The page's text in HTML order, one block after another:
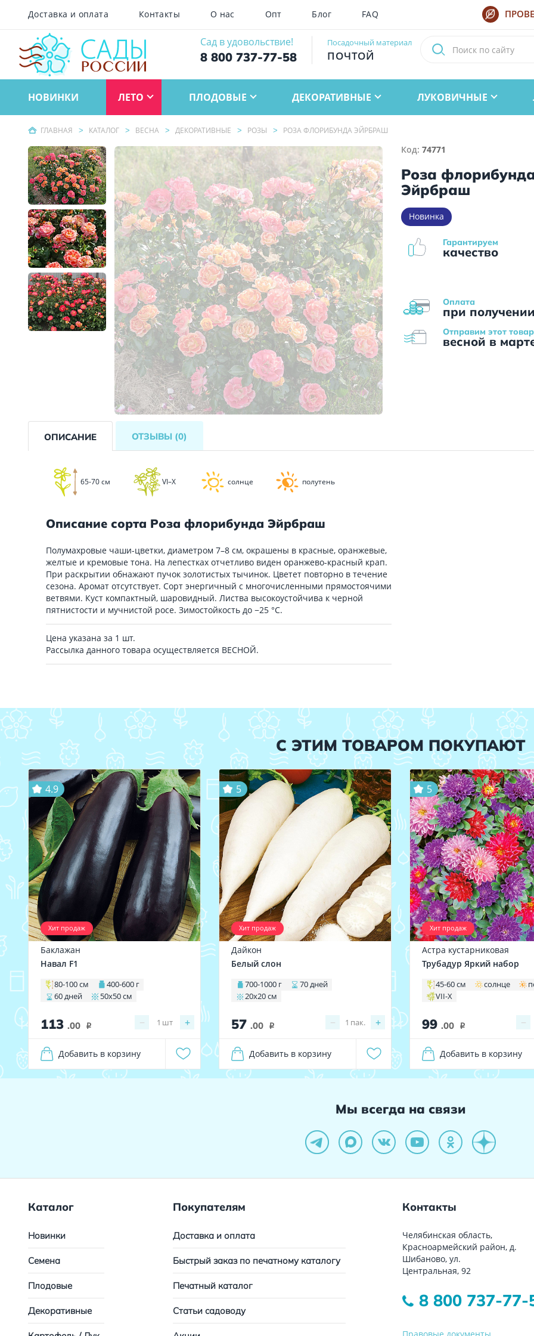
Доставка и оплата Контакты О нас Опт Блог FAQ
Сад в удовольствие!
8 800 737-77-58
Посадочный материал
ПОЧТОЙ
НОВИНКИ ЛЕТО ПЛОДОВЫЕ ДЕКОРАТИВНЫЕ ЛУКОВИЧНЫЕ
ГЛАВНАЯ КАТАЛОГ ВЕСНА ДЕКОРАТИВНЫЕ РОЗЫ РОЗА ФЛОРИБУНДА ЭЙРБРАШ
Код: 74771
Роза
Эйрбраш
Новинка
Оплата
при
Гарантируем
качество
Отправим этот
весной в
ОПИСАНИЕ ОТЗЫВЫ (0)
65-70 см VI–X солнце полутень
Описание сорта Роза флорибунда Эйрбраш
Полумахровые чаши-цветки, диаметром 7–8 см, окрашены в красные, оранжевые,
желтые и кремовые тона. На лепестках отчетливо виден оранжево-красный крап.
При раскрытии обнажают пучок золотистых тычинок. Цветет повторно в течение
сезона. Аромат отсутствует. Сорт энергичный с многочисленными прямостоячими
ветвями. Куст компактный, шаровидный. Листва высокоустойчива к черной
пятнистости и мучнистой росе. Зимостойкость до −25 °С.
Цена указана за 1 шт.
Рассылка данного товара осуществляется ВЕСНОЙ.
С ЭТИМ ТОВАРОМ ПОКУПАЮТ
Хит продаж
4.9
Баклажан
Навал F1
80-100 см
400-600 г
60 дней
50х50 см
113 .00 i − +
1 шт
Добавить в корзину
Хит продаж
5
Дайкон
Белый слон
700-1000 г
70 дней
20х20 см
57 .00 i − +
1 пак.
Добавить в корзину
Хит продаж
5
Астра кустарниковая
Трубадур Яркий набор
45-60 см солнце
VII-X
99 .00 i −
Добавить в корзину
Мы всегда на связи
Каталог
Новинки
Семена
Плодовые
Декоративные
Покупателям
Доставка и оплата
Быстрый заказ по печатному каталогу
Печатный каталог
Статьи садоводу
Контакты
Челябинская область,
Красноармейский район, д.
Шибаново, ул.
Центральная, 92
8 800 737-77-
Правовые документы